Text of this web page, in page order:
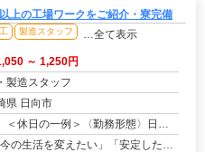
上の工場ワークをご紹介・寮完備
製造スタッフ …全て表示
～ 1,250円
製造スタッフ
県 日向市
＜休日の一例＞〈勤務形態〉日勤〈休日〉土日★ＧＷ・夏季・冬季・年末年始休暇あり★有給休暇あり※配属先により休日・勤...
生活を変えたい」「安定した収入がほしい」そんなあなたの想いに応えます。株式会社京栄センターは、工場・製造業に...